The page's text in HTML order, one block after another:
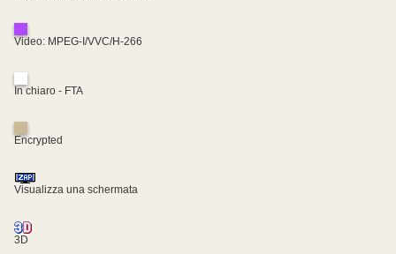
Video: MPEG-I/VVC/H-266
In chiaro - FTA
Encrypted
Visualizza una schermata
3D